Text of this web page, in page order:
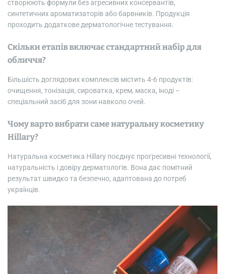
створюють формули без агресивних консервантів,
синтетичних ароматизаторів або барвників. Продукція
проходить додаткове дерматологічне тестування.
Скільки етапів включає стандартний набір для
обличчя?
Більшість доглядових комплексів містить 4-6 продуктів:
очищення, тонізація, сироватка, крем, маска, іноді –
спеціальний засіб для зони навколо очей.
Чому варто вибрати саме натуральну косметику
Hillary?
Натуральна косметика Hillary поєднує прогресивні технології,
натуральність і довіру дерматологів. Вона дає помітний
результат швидко та безпечно, адаптована до потреб
українців.